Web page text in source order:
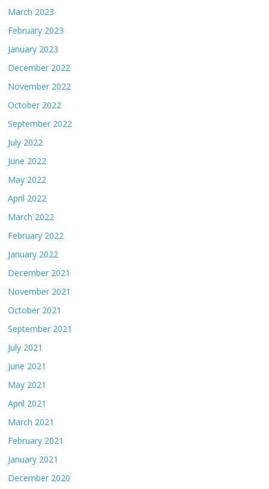
March 2023
February 2023
January 2023
December 2022
November 2022
October 2022
September 2022
July 2022
June 2022
May 2022
April 2022
March 2022
February 2022
January 2022
December 2021
November 2021
October 2021
September 2021
July 2021
June 2021
May 2021
April 2021
March 2021
February 2021
January 2021
December 2020